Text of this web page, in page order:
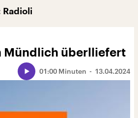
Radioli
Mündlich überlliefert
13.04.2024
01:00 Minuten